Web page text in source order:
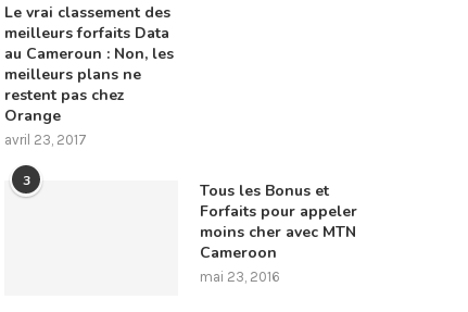
Le vrai classement des
meilleurs forfaits Data
au Cameroun : Non, les
meilleurs plans ne
restent pas chez
Orange
avril 23, 2017
3
Tous les Bonus et
Forfaits pour appeler
moins cher avec MTN
Cameroon
mai 23, 2016